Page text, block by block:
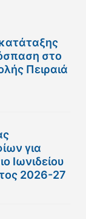
στο
Πειραιά
για
Ιωνιδείου
2026-27